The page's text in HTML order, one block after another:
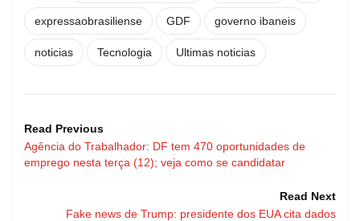
expressaobrasiliense GDF governo ibaneis
noticias Tecnologia Ultimas noticias
Read Previous
Agência do Trabalhador: DF tem 470 oportunidades de
emprego nesta terça (12); veja como se candidatar
Read Next
Fake news de Trump: presidente dos EUA cita dados